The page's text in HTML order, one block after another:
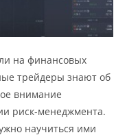
на финансовых
трейдеры знают об
внимание
риск-менеджмента.
научиться ими